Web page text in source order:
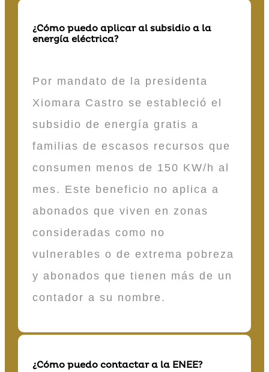
¿Cómo puedo aplicar al subsidio a la
energía eléctrica?
Por mandato de la presidenta
Xiomara Castro se estableció el
subsidio de energía gratis a
familias de escasos recursos que
consumen menos de 150 KW/h al
mes. Este beneficio no aplica a
abonados que viven en zonas
consideradas como no
vulnerables o de extrema pobreza
y abonados que tienen más de un
contador a su nombre.
¿Cómo puedo contactar a la ENEE?